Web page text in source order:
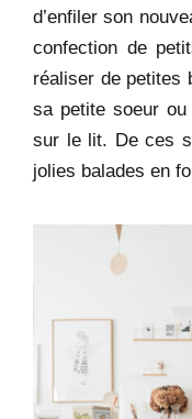
d’enfiler son
confection de
réaliser de petites
sa petite soeur
sur le lit. De ces
jolies balades en